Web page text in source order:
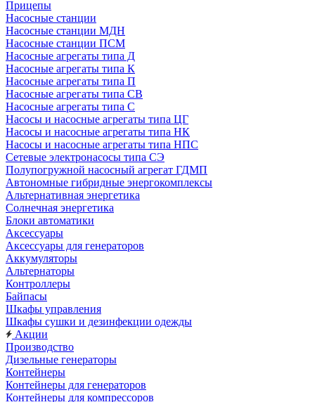
Прицепы
Насосные станции
Насосные станции МДН
Насосные станции ПСМ
Насосные агрегаты типа Д
Насосные агрегаты типа К
Насосные агрегаты типа П
Насосные агрегаты типа СВ
Насосные агрегаты типа С
Насосы и насосные агрегаты типа ЦГ
Насосы и насосные агрегаты типа НК
Насосы и насосные агрегаты типа НПС
Сетевые электронасосы типа СЭ
Полупогружной насосный агрегат ГДМП
Автономные гибридные энергокомплексы
Альтернативная энергетика
Солнечная энергетика
Блоки автоматики
Аксессуары
Аксессуары для генераторов
Аккумуляторы
Альтернаторы
Контроллеры
Байпасы
Шкафы управления
Шкафы сушки и дезинфекции одежды
Акции
Производство
Дизельные генераторы
Контейнеры
Контейнеры для генераторов
Контейнеры для компрессоров